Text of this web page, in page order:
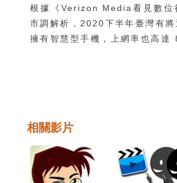
根據《Verizon Media看見數位
市調解析，2020下半年臺灣有將
擁有智慧型手機，上網率也高達
相關影片